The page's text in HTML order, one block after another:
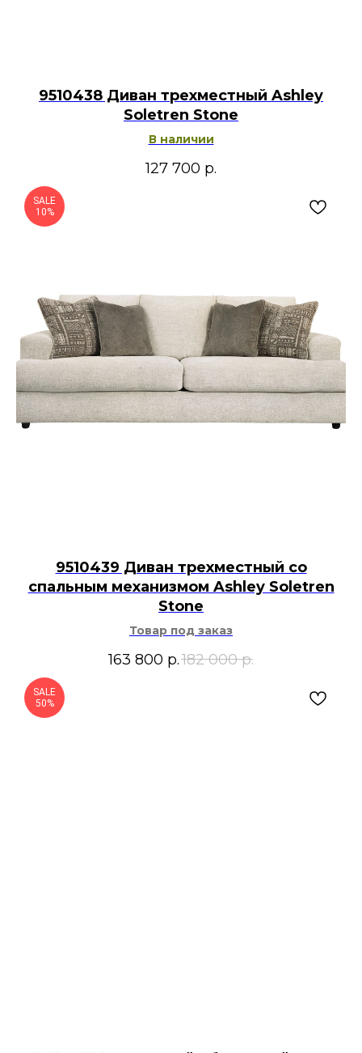
9510438 Диван трехместный Ashley
Soletren Stone
В наличии
127 700 р.
SALE
10%
9510439 Диван трехместный со
спальным механизмом Ashley Soletren
Stone
Товар под заказ
163 800 р.182 000 р.
SALE
50%